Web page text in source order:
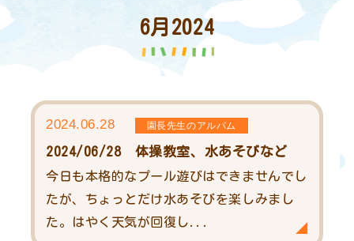
6月2024
2024.06.28 園長先生のアルバム
2024/06/28 体操教室、水あそびなど
今日も本格的なプール遊びはできませんでし
たが、ちょっとだけ水あそびを楽しみまし
た。はやく天気が回復し...